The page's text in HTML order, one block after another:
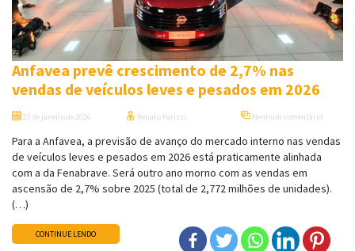
Anfavea prevê crescimento de 2,7% nas
vendas de veículos leves e pesados em 2026
23 de janeiro de 2026 Renato Parizzi Nenhum comentário
Para a Anfavea, a previsão de avanço do mercado interno nas vendas
de veículos leves e pesados em 2026 está praticamente alinhada
com a da Fenabrave. Será outro ano morno com as vendas em
ascensão de 2,7% sobre 2025 (total de 2,772 milhões de unidades).
(…)
CONTINUE LENDO